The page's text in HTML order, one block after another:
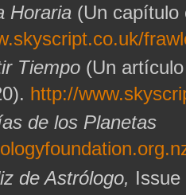
Horaria (Un
Tiempo (Un
http://
de los Planetas
de Astrólogo, Issue